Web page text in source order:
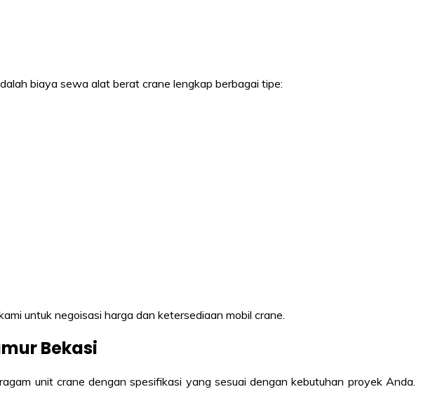
biaya sewa alat berat crane lengkap berbagai tipe:
untuk negoisasi harga dan ketersediaan mobil crane.
Bekasi
unit crane dengan spesifikasi yang sesuai dengan kebutuhan proyek Anda.